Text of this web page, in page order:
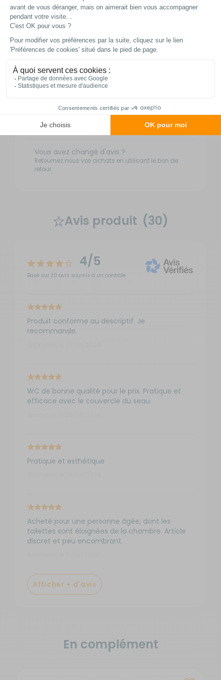
DPD Relais
GRATUIT
GRATUIT
TNT Express
Retour simple sous 14 jours :
Vous avez changé d'avis ?
Retournez nous vos achats en utilisant le bon de
retour.
Avis produit (30)
4/5
Basé sur 30 avis soumis à un contrôle
Produit conforme au descriptif. Je
recommande.
WC de bonne qualité pour le prix. Pratique et
efficace avec le couvercle du seau.
Pratique et esthétique
Acheté pour une personne âgée, dont les
toilettes sont éloignées de la chambre. Article
discret et peu encombrant.
Afficher + d'avis
En complément